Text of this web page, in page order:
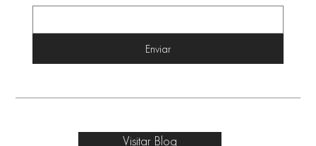
Enviar
Visitar Blog